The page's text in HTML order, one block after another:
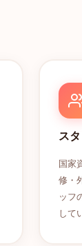
ス
国家
修・
ッフ
して